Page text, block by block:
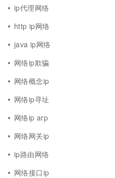
ip代理网络
http ip网络
java ip网络
网络ip欺骗
网络概念ip
网络ip寻址
网络ip arp
网络网关ip
ip路由网络
网络接口ip